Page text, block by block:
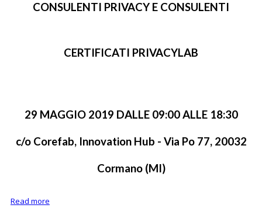
CONSULENTI PRIVACY E CONSULENTI
CERTIFICATI PRIVACYLAB
29 MAGGIO 2019 DALLE 09:00 ALLE 18:30
c/o Corefab, Innovation Hub - Via Po 77, 20032
Cormano (MI)
Read more